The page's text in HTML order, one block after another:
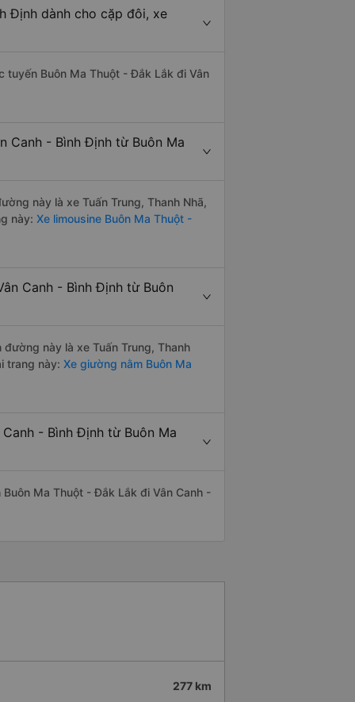
Định dành cho cặp đôi, xe
tuyến Buôn Ma Thuột - Đắk Lắk đi Vân
Canh - Bình Định từ Buôn Ma
này là xe Tuấn Trung, Thanh Nhã,
này: Xe limousine Buôn Ma Thuột -
Canh - Bình Định từ Buôn
này là xe Tuấn Trung, Thanh
trang này: Xe giường nằm Buôn Ma
- Bình Định từ Buôn Ma
Ma Thuột - Đắk Lắk đi Vân Canh -
277 km